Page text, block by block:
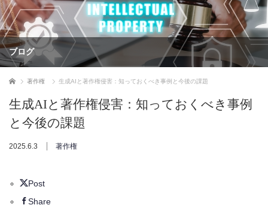
ブログ
ホーム 著作権 生成AIと著作権侵害：知っておくべき事例と今後の課題
生成AIと著作権侵害：知っておくべき事例
と今後の課題
2025.6.3 著作権
Post
Share